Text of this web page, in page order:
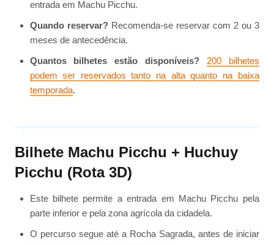
entrada em Machu Picchu.
Quando reservar?Recomenda-se reservar com 2 ou 3
meses de antecedência.
Quantos bilhetes estão disponíveis?
200 bilhetes
podem ser reservados tanto na alta quanto na baixa
temporada.
Bilhete Machu Picchu + Huchuy
Picchu (Rota 3D)
Este bilhete permite a entrada em Machu Picchu pela
parte inferior e pela zona agrícola da cidadela.
O percurso segue até a Rocha Sagrada, antes de iniciar